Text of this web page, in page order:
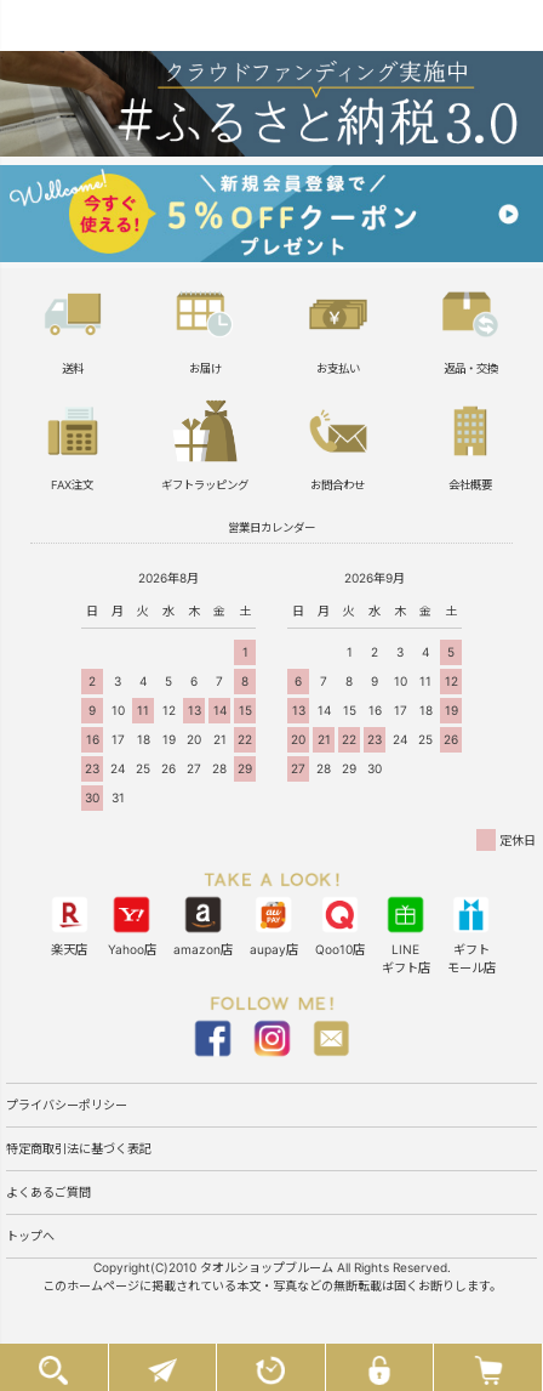
送料 お届け お支払い 返品・交換
FAX注文 ギフトラッピング お問合わせ 会社概要
営業日カレンダー
2026年8月
日 月 火 水 木 金 土
1
2
3 4 5 6 7
8
9
10 11 12 13 14
15
16
17 18 19 20 21
22
23
24 25 26 27 28
29
30
31
2026年9月
日 月 火 水 木 金 土
1 2 3 4
5
6
7 8 9 10 11
12
13
14 15 16 17 18
19
20
21 22 23 24 25
26
27
28 29 30
定休日
楽天店 Yahoo店 amazon店 aupay店 Qoo10店
LINE
ギフト店
ギフト
モール店
プライバシーポリシー
特定商取引法に基づく表記
よくあるご質問
トップへ
Copyright(C)2010 タオルショップブルーム All Rights Reserved.
このホームページに掲載されている本文・写真などの無断転載は固くお断りします。